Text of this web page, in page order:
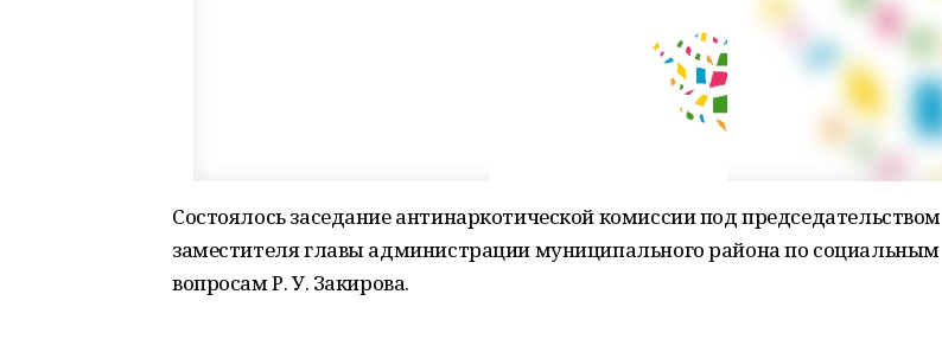
Состоялось заседание антинаркотической комиссии под председательством
заместителя главы администрации муниципального района по социальным
вопросам Р. У. Закирова.